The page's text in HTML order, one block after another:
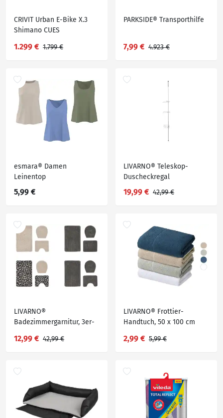
CRIVIT Urban E-Bike X.3
Shimano CUES
1.299 € 1.799 €
PARKSIDE® Transporthilfe
7,99 € 4.923 €
esmara® Damen
Leinentop
5,99 €
LIVARNO® Teleskop-
Duscheckregal
19,99 € 42,99 €
LIVARNO®
Badezimmergarnitur, 3er-
12,99 € 42,99 €
LIVARNO® Frottier-
Handtuch, 50 x 100 cm
2,99 € 5,99 €